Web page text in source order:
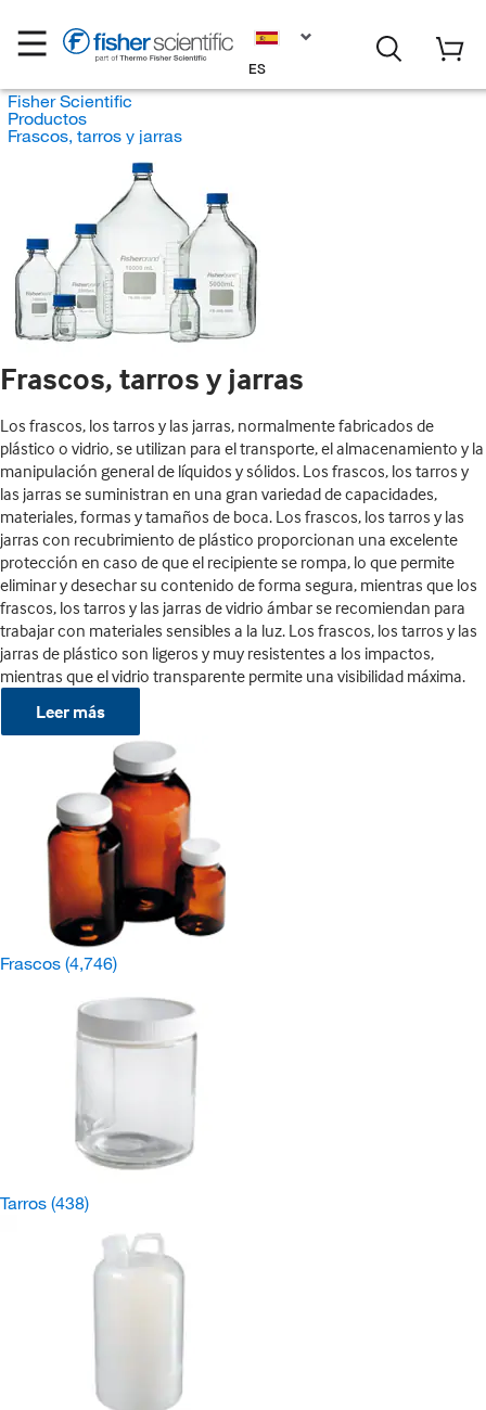
ES
Fisher Scientific
Productos
Frascos, tarros y jarras
Frascos, tarros y jarras
Los frascos, los tarros y las jarras, normalmente fabricados de
plástico o vidrio, se utilizan para el transporte, el almacenamiento y la
manipulación general de líquidos y sólidos. Los frascos, los tarros y
las jarras se suministran en una gran variedad de capacidades,
materiales, formas y tamaños de boca. Los frascos, los tarros y las
jarras con recubrimiento de plástico proporcionan una excelente
protección en caso de que el recipiente se rompa, lo que permite
eliminar y desechar su contenido de forma segura, mientras que los
frascos, los tarros y las jarras de vidrio ámbar se recomiendan para
trabajar con materiales sensibles a la luz. Los frascos, los tarros y las
jarras de plástico son ligeros y muy resistentes a los impactos,
mientras que el vidrio transparente permite una visibilidad máxima.
Leer más
Frascos (4,746)
Tarros (438)